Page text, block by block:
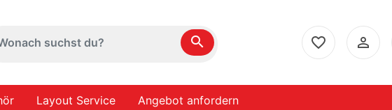
search favorite_border person_outline
Layout Service Angebot anfordern